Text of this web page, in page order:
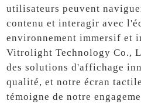
utilisateurs peuvent
contenu et interagir avec
environnement immersif et
Vitrolight Technology Co.,
des solutions d'affichage
qualité, et notre écran
témoigne de notre